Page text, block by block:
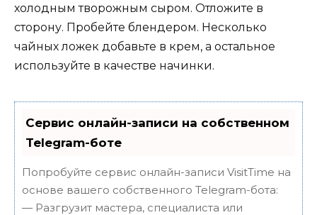
холодным творожным сыром. Отложите в
сторону. Пробейте блендером. Несколько
чайных ложек добавьте в крем, а остальное
используйте в качестве начинки.
Сервис онлайн-записи на собственном
Telegram-боте
Попробуйте сервис онлайн-записи VisitTime на
основе вашего собственного Telegram-бота:
— Разгрузит мастера, специалиста или